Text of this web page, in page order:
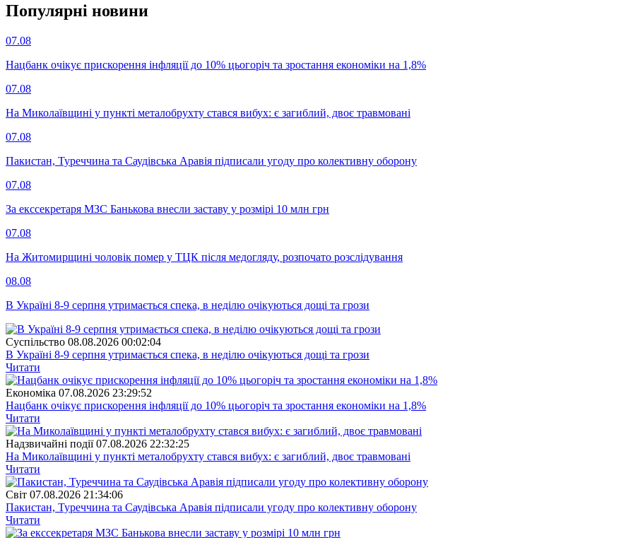
Популярнi новини
07.08
Нацбанк очікує прискорення інфляції до 10% цьогоріч та зростання економіки на 1,8%
07.08
На Миколаївщині у пункті металобрухту стався вибух: є загиблий, двоє травмовані
07.08
Пакистан, Туреччина та Саудівська Аравія підписали угоду про колективну оборону
07.08
За екссекретаря МЗС Банькова внесли заставу у розмірі 10 млн грн
07.08
На Житомирщині чоловік помер у ТЦК після медогляду, розпочато розслідування
08.08
В Україні 8-9 серпня утримається спека, в неділю очікуються дощі та грози
Суспiльство 08.08.2026 00:02:04
В Україні 8-9 серпня утримається спека, в неділю очікуються дощі та грози
Читати
Економіка 07.08.2026 23:29:52
Нацбанк очікує прискорення інфляції до 10% цьогоріч та зростання економіки на 1,8%
Читати
Надзвичайні події 07.08.2026 22:32:25
На Миколаївщині у пункті металобрухту стався вибух: є загиблий, двоє травмовані
Читати
Свiт 07.08.2026 21:34:06
Пакистан, Туреччина та Саудівська Аравія підписали угоду про колективну оборону
Читати